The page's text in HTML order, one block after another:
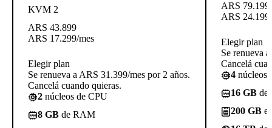
KVM 2
ARS 43.899
ARS 17.299/mes
Elegir plan
Se renueva a ARS 31.399/mes por 2 años.
Cancelá cuando quieras.
2 núcleos de CPU
8 GB de RAM
ARS 79.199
ARS 24.199
Elegir plan
Se renueva
Cancelá
4 núcleos
16 GB de
200 GB